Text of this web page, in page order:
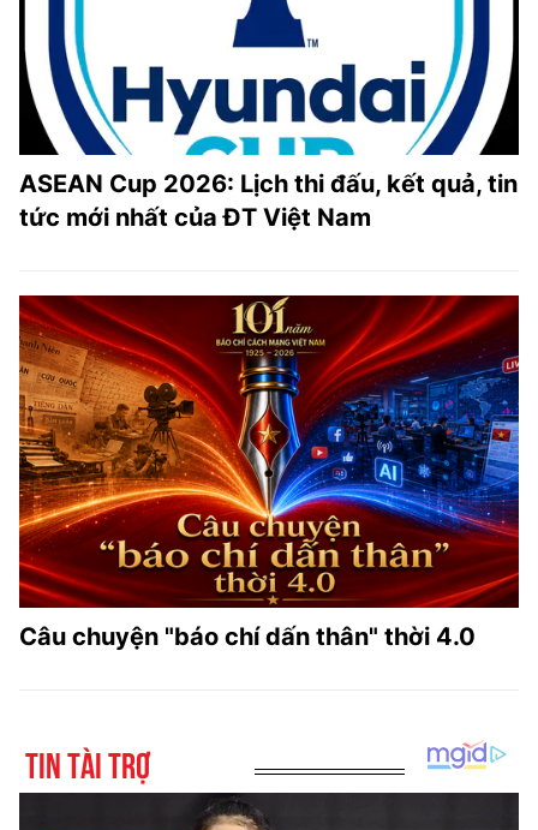
ASEAN Cup 2026: Lịch thi đấu, kết quả, tin
tức mới nhất của ĐT Việt Nam
Câu chuyện "báo chí dấn thân" thời 4.0